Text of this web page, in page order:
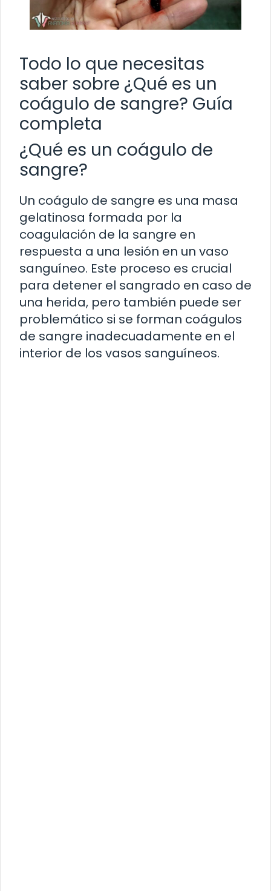
Todo lo que necesitas
saber sobre ¿Qué es un
coágulo de sangre? Guía
completa
¿Qué es un coágulo de
sangre?
Un coágulo de sangre es una masa
gelatinosa formada por la
coagulación de la sangre en
respuesta a una lesión en un vaso
sanguíneo. Este proceso es crucial
para detener el sangrado en caso de
una herida, pero también puede ser
problemático si se forman coágulos
de sangre inadecuadamente en el
interior de los vasos sanguíneos.